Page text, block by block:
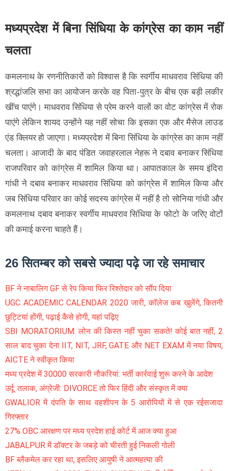
मध्यप्रदेश में बिना सिंधिया के कांग्रेस का काम नहीं
चलता
कमलनाथ के रणनीतिकारों को विश्वास है कि स्वर्गीय माधवराव सिंधिया की
श्रद्धांजलि सभा का आयोजन करके वह पिता-पुत्र के बीच एक बड़ी लकीर
खींच पाएंगे। माधवराव सिंधिया से प्रेम करने वालों का वोट कांग्रेस में रोक
पाएंगे लेकिन शायद उन्होंने यह नहीं सोचा कि इसका एक और मैसेज लाउड
एंड क्लियर हो जाएगा। मध्यप्रदेश में बिना सिंधिया के कांग्रेस का काम नहीं
चलता। आजादी के बाद पंडित जवाहरलाल नेहरू ने दबाव बनाकर सिंधिया
राजपरिवार को कांग्रेस में शामिल किया था। आपातकाल के समय इंदिरा
गांधी ने दबाव बनाकर माधवराव सिंधिया को कांग्रेस में शामिल किया और
जब सिंधिया परिवार का कोई सदस्य कांग्रेस में नहीं है तो सोनिया गांधी और
कमलनाथ दबाव बनाकर स्वर्गीय माधवराव सिंधिया के फोटो के जरिए वोटों
की कमाई करना चाहते हैं।
26 सितम्बर को सबसे ज्यादा पढ़े जा रहे समाचार
BF ने नाबालिग GF से रेप किया फिर रिश्तेदार को सौंप दिया
UGC ACADEMIC CALENDAR 2020 जारी, कॉलेज कब खुलेंगे, कितनी
छुट्टियां होंगी, पढ़ाई कैसे होगी, यहां पढ़िए
SBI MORATORIUM: लोन की किस्त नहीं चुका सकते! कोई बात नहीं, 2
साल बाद चुका देना IIT, NIT, JRF, GATE और NET EXAM में नया विषय,
AICTE ने स्वीकृत किया
मध्य प्रदेश में 30000 सरकारी नौकरियां: भर्ती कार्रवाई शुरू करने के आदेश
उर्दू: तलाक, अंग्रेजी: DIVORCE तो फिर हिंदी और संस्कृत में क्या
GWALIOR में दंपति के साथ वहशीपन के 5 आरोपियों में से एक रईसजादा
गिरफ्तार
27% OBC आरक्षण पर मध्य प्रदेश हाई कोर्ट में आज क्या हुआ
JABALPUR में डॉक्टर के जबड़े को चीरती हुई निकली गोली
BF ब्लैकमेल कर रहा था, इसलिए आयुषी ने आत्महत्या की